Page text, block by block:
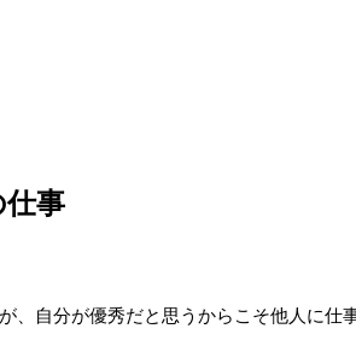
事
、自分が優秀だと思うからこそ他人に仕